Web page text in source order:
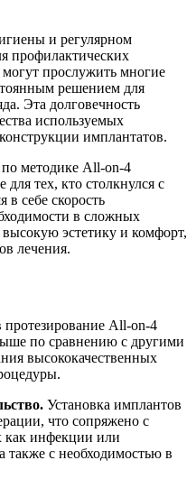
и регулярном
профилактических
прослужить многие
решением для
Эта долговечность
используемых
имплантатов.
методике All-on-4
тех, кто столкнулся с
в себе скорость
в сложных
эстетику и комфорт,
лечения.
All-on-4
по сравнению с другими
высококачественных
Установка имплантов
что сопряжено с
как инфекции или
также с необходимостью в